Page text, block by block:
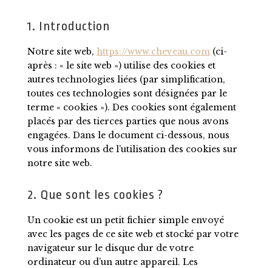
1. Introduction
Notre site web, https://www.cheveau.com(ci-
après : « le site web ») utilise des cookies et
autres technologies liées (par simplification,
toutes ces technologies sont désignées par le
terme « cookies »). Des cookies sont également
placés par des tierces parties que nous avons
engagées. Dans le document ci-dessous, nous
vous informons de l’utilisation des cookies sur
notre site web.
2. Que sont les cookies ?
Un cookie est un petit fichier simple envoyé
avec les pages de ce site web et stocké par votre
navigateur sur le disque dur de votre
ordinateur ou d’un autre appareil. Les